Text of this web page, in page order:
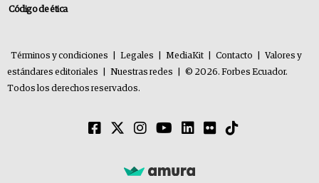
Código de ética
Términos y condiciones Legales MediaKit Contacto
Valores y
estándares editoriales
Nuestras redes
© 2026. Forbes Ecuador.
Todos los derechos reservados.